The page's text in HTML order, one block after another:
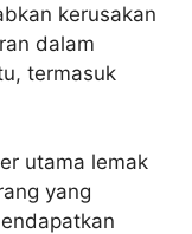
kerusakan
dalam
termasuk
utama lemak
yang